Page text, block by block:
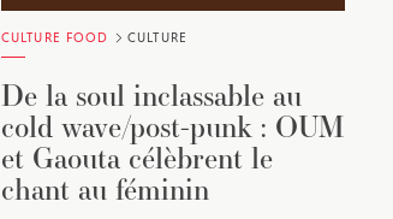
CULTURE FOOD CULTURE
De la soul inclassable au
cold wave/post-punk : OUM
et Gaouta célèbrent le
chant au féminin